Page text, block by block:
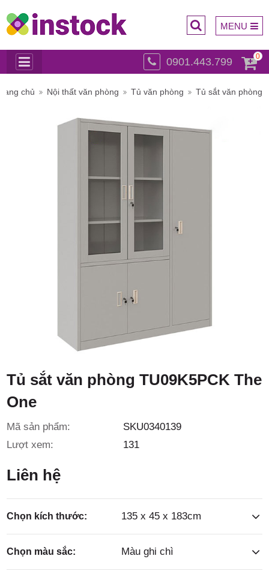
0901.443.799 0
MENU
Trụ sở
chính:
3/6D, ấp
Tiền Lân,
xã Bà
Điểm,
chủ Nội thất văn phòng Tủ văn phòng Tủ sắt văn phòng
Tủ sắt văn phòng TU09K5PCK The
One
Mã sản phẩm:
SKU0340139
Lượt xem:
131
Liên hệ
Chọn kích thước: 135 x 45 x 183cm
Chọn màu sắc: Màu ghi chì